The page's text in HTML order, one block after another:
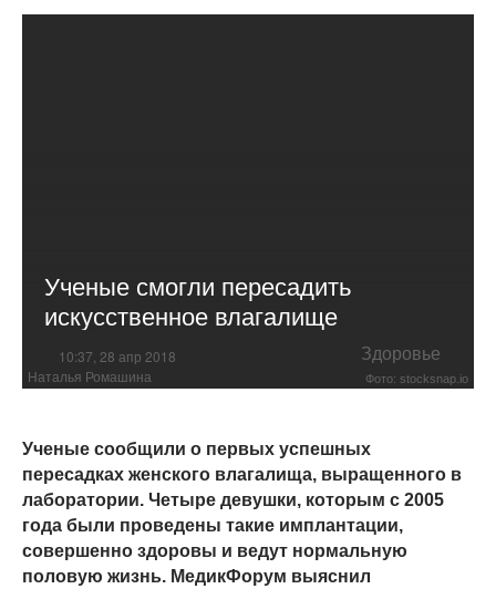
Ученые смогли пересадить
искусственное влагалище
10:37, 28 апр 2018 Здоровье
Наталья Ромашина Фото: stocksnap.io
Ученые сообщили о первых успешных
пересадках женского влагалища, выращенного в
лаборатории. Четыре девушки, которым с 2005
года были проведены такие имплантации,
совершенно здоровы и ведут нормальную
половую жизнь. МедикФорум выяснил